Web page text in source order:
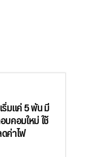
มแค่ 5 พัน มี
คอมใหม่ ใช้
ค่าไฟ